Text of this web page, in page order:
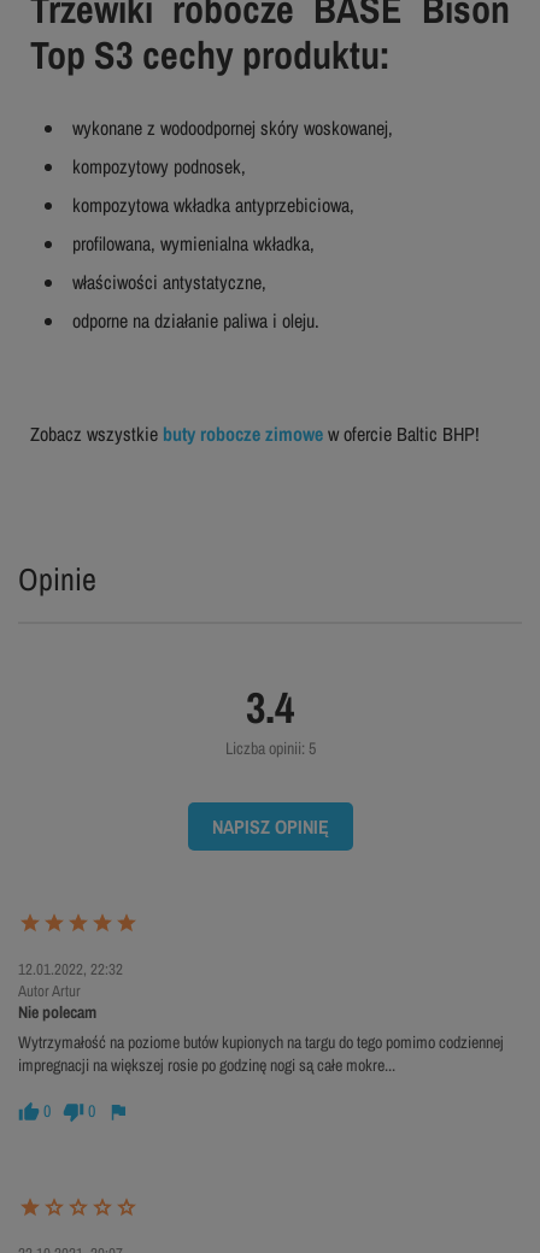
Top S3 cechy produktu:
wykonane z wodoodpornej skóry woskowanej,
kompozytowy podnosek,
kompozytowa wkładka antyprzebiciowa,
profilowana, wymienialna wkładka,
właściwości antystatyczne,
odporne na działanie paliwa i oleju.
Zobacz wszystkie buty robocze zimowew ofercie Baltic BHP!
Opinie
3.4
Liczba opinii: 5
NAPISZ OPINIĘ
12.01.2022, 22:32
Autor Artur
Nie polecam
Wytrzymałość na poziome butów kupionych na targu do tego pomimo codziennej
impregnacji na większej rosie po godzinę nogi są całe mokre...
0 0